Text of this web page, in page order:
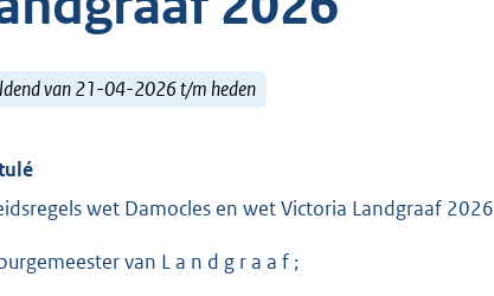
van 21-04-2026 t/m heden
wet Damocles en wet Victoria Landgraaf 2026
van L a n d g r a a f ;